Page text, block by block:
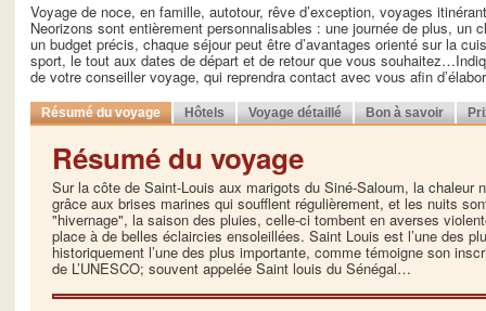
Voyage de noce, en famille, autotour, rêve d’exception, voyages
Neorizons sont entièrement personnalisables : une journée de plus, un
un budget précis, chaque séjour peut être d’avantages orienté sur la
sport, le tout aux dates de départ et de retour que vous
de votre conseiller voyage, qui reprendra contact avec vous afin
Résumé du voyage Hôtels Voyage détaillé Bon à savoir
Résumé du voyage
Sur la côte de Saint-Louis aux marigots du Siné-Saloum, la chaleur
grâce aux brises marines qui soufflent régulièrement, et les nuits
"hivernage", la saison des pluies, celle-ci tombent en averses
place à de belles éclaircies ensoleillées. Saint Louis est l’une des
historiquement l’une des plus importante, comme témoigne son
de L’UNESCO; souvent appelée Saint louis du Sénégal…